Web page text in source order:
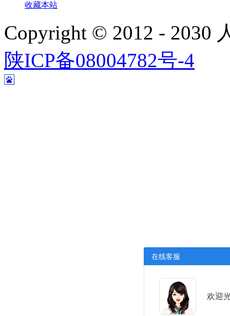
收藏本站
Copyright © 2012 - 2030
陕ICP备08004782号-4
在线客服
欢迎